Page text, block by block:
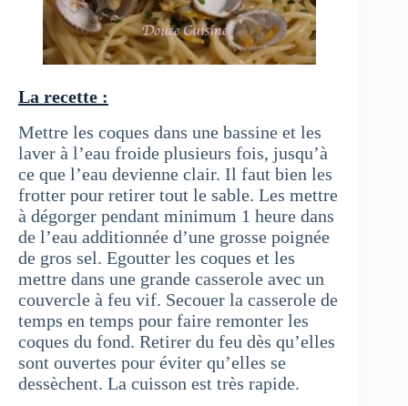
La recette :
Mettre les coques dans une bassine et les
laver à l’eau froide plusieurs fois, jusqu’à
ce que l’eau devienne clair. Il faut bien les
frotter pour retirer tout le sable. Les mettre
à dégorger pendant minimum 1 heure dans
de l’eau additionnée d’une grosse poignée
de gros sel. Egoutter les coques et les
mettre dans une grande casserole avec un
couvercle à feu vif. Secouer la casserole de
temps en temps pour faire remonter les
coques du fond. Retirer du feu dès qu’elles
sont ouvertes pour éviter qu’elles se
dessèchent. La cuisson est très rapide.